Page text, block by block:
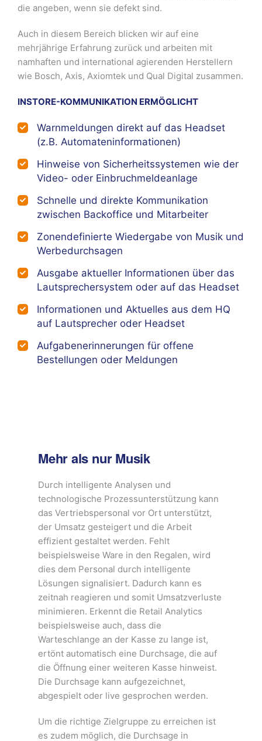
die angeben, wenn sie defekt sind.
Auch in diesem Bereich blicken wir auf eine
mehrjährige Erfahrung zurück und arbeiten mit
namhaften und international agierenden Herstellern
wie Bosch, Axis, Axiomtek und Qual Digital zusammen.
INSTORE-KOMMUNIKATION ERMÖGLICHT
Warnmeldungen direkt auf das Headset
(z.B. Automateninformationen)
Hinweise von Sicherheitssystemen wie der
Video- oder Einbruchmeldeanlage
Schnelle und direkte Kommunikation
zwischen Backoffice und Mitarbeiter
Zonendefinierte Wiedergabe von Musik und
Werbedurchsagen
Ausgabe aktueller Informationen über das
Lautsprechersystem oder auf das Headset
Informationen und Aktuelles aus dem HQ
auf Lautsprecher oder Headset
Aufgabenerinnerungen für offene
Bestellungen oder Meldungen
Mehr als nur Musik
Durch intelligente Analysen und
technologische Prozessunterstützung kann
das Vertriebspersonal vor Ort unterstützt,
der Umsatz gesteigert und die Arbeit
effizient gestaltet werden. Fehlt
beispielsweise Ware in den Regalen, wird
dies dem Personal durch intelligente
Lösungen signalisiert. Dadurch kann es
zeitnah reagieren und somit Umsatzverluste
minimieren. Erkennt die Retail Analytics
beispielsweise auch, dass die
Warteschlange an der Kasse zu lange ist,
ertönt automatisch eine Durchsage, die auf
die Öffnung einer weiteren Kasse hinweist.
Die Durchsage kann aufgezeichnet,
abgespielt oder live gesprochen werden.
Um die richtige Zielgruppe zu erreichen ist
es zudem möglich, die Durchsage in